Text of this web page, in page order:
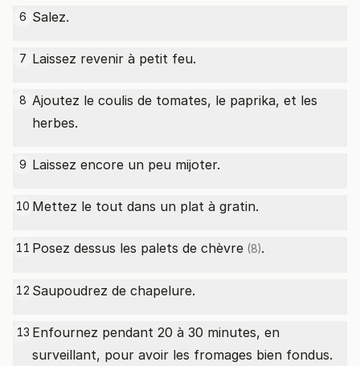
6 Salez.
7 Laissez revenir à petit feu.
8 Ajoutez le coulis de tomates, le paprika, et les
herbes.
9 Laissez encore un peu mijoter.
10 Mettez le tout dans un plat à gratin.
11 Posez dessus les palets de chèvre (8).
12 Saupoudrez de chapelure.
13 Enfournez pendant 20 à 30 minutes, en
surveillant, pour avoir les fromages bien fondus.